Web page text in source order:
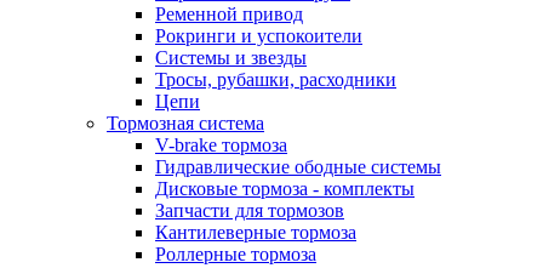
Ременной привод
Рокринги и успокоители
Системы и звезды
Тросы, рубашки, расходники
Цепи
Тормозная система
V-brake тормоза
Гидравлические ободные системы
Дисковые тормоза - комплекты
Запчасти для тормозов
Кантилеверные тормоза
Роллерные тормоза